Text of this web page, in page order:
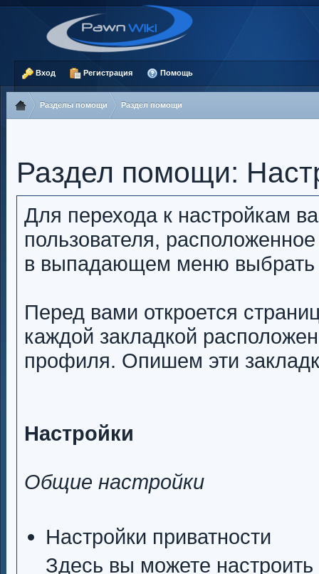
Вход Регистрация Помощь
Разделы помощи Раздел помощи
Раздел помощи:
Для перехода к настройкам
пользователя,
в выпадающем меню выбрать
Перед вами откроется
каждой закладкой
профиля. Опишем эти
Настройки
Общие настройки
Настройки приватности
Здесь вы можете